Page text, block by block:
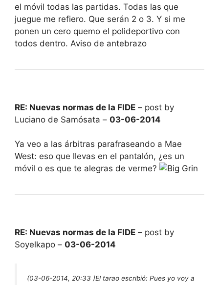
el móvil todas las partidas. Todas las que
juegue me refiero. Que serán 2 o 3. Y si me
ponen un cero quemo el polideportivo con
todos dentro. Aviso de antebrazo
RE: Nuevas normas de la FIDE – post by
Luciano de Samósata – 03-06-2014
Ya veo a las árbitras parafraseando a Mae
West: eso que llevas en el pantalón, ¿es un
móvil o es que te alegras de verme?
RE: Nuevas normas de la FIDE – post by
Soyelkapo – 03-06-2014
(03-06-2014, 20:33 )El tarao escribió: Pues yo voy a